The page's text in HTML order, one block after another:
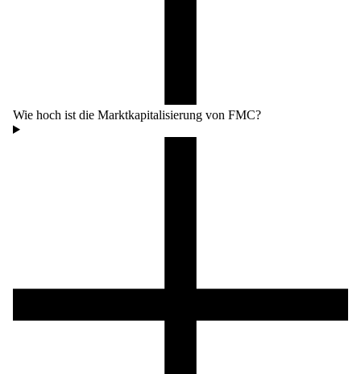
Wie hoch ist die Marktkapitalisierung von FMC?